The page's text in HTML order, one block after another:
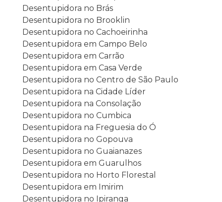
Desentupidora no Brás
Desentupidora no Brooklin
Desentupidora no Cachoeirinha
Desentupidora em Campo Belo
Desentupidora em Carrão
Desentupidora em Casa Verde
Desentupidora no Centro de São Paulo
Desentupidora na Cidade Líder
Desentupidora na Consolação
Desentupidora no Cumbica
Desentupidora na Freguesia do Ó
Desentupidora no Gopouva
Desentupidora no Guaianazes
Desentupidora em Guarulhos
Desentupidora no Horto Florestal
Desentupidora em Imirim
Desentupidora no Ipiranga